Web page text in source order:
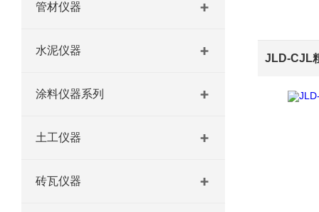
管材仪器
水泥仪器
涂料仪器系列
土工仪器
砖瓦仪器